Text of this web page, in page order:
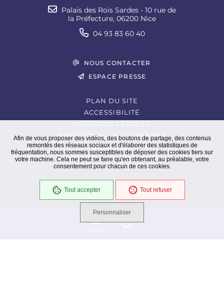
Afin de vous proposer des vidéos, des boutons de partage, des contenus
remontés des réseaux sociaux et d'élaborer des statistiques de
fréquentation, nous sommes susceptibles de déposer des cookies tiers sur
votre machine. Cela ne peut se faire qu'en obtenant, au préalable, votre
consentement pour chacun de ces cookies.
Tout accepter Tout refuser
Personnaliser
Palais des Rois Sardes - 10 rue de
la Préfecture, 06200 Nice
04 93 83 60 40
NOUS CONTACTER
ESPACE PRESSE
PLAN DU SITE
ACCESSIBILITÉ
PROTECTION DES DONNÉES
EXTRANET
GESTION DES COOKIES
En cours